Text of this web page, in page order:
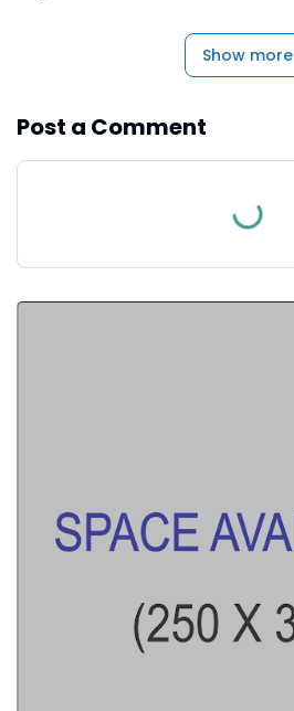
Show more
Post a Comment